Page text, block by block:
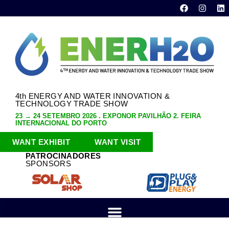
4th ENERGY AND WATER INNOVATION &
TECHNOLOGY TRADE SHOW
23 → 24 SETEMBRO 2026 . EXPONOR PAVILHÃO 2. FEIRA
INTERNACIONAL DO PORTO
WANT EXHIBIT
WANT VISIT
PATROCINADORES
SPONSORS